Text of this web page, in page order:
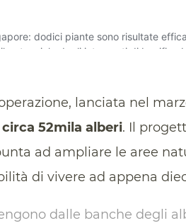
lanciata nel
circa 52mila alberi. Il
ad ampliare le aree
di vivere ad appena
dalle banche degli